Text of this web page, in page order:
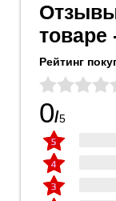
товаре
Рейтинг
0/5